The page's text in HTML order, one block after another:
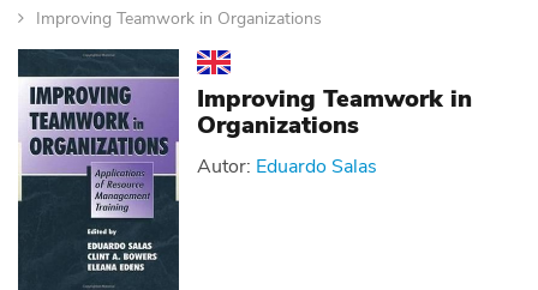
Improving Teamwork in Organizations
Improving Teamwork in
Organizations
Autor: Eduardo Salas